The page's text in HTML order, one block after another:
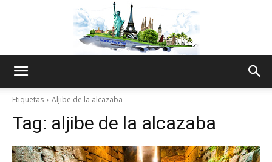
Etiquetas Aljibe de la alcazaba
Tag: aljibe de la alcazaba